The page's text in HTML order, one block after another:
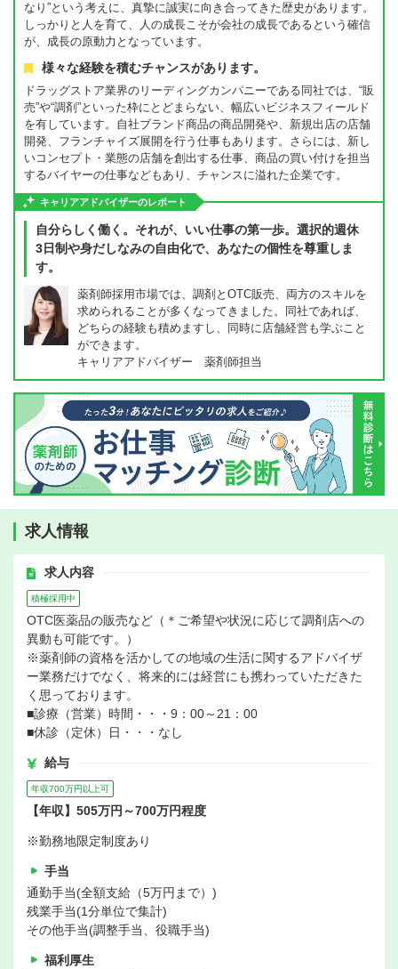
なり”という考えに、真摯に誠実に向き合ってきた歴史があります。
しっかりと人を育て、人の成長こそが会社の成長であるという確信
が、成長の原動力となっています。
様々な経験を積むチャンスがあります。
ドラッグストア業界のリーディングカンパニーである同社では、“販
売”や“調剤”といった枠にとどまらない、幅広いビジネスフィールド
を有しています。自社ブランド商品の商品開発や、新規出店の店舗
開発、フランチャイズ展開を行う仕事もあります。さらには、新し
いコンセプト・業態の店舗を創出する仕事、商品の買い付けを担当
するバイヤーの仕事などもあり、チャンスに溢れた企業です。
キャリアアドバイザーのレポート
自分らしく働く。それが、いい仕事の第一歩。選択的週休
3日制や身だしなみの自由化で、あなたの個性を尊重しま
す。
薬剤師採用市場では、調剤とOTC販売、両方のスキルを
求められることが多くなってきました。同社であれば、
どちらの経験も積めますし、同時に店舗経営も学ぶこと
ができます。
キャリアアドバイザー 薬剤師担当
求人情報
求人内容
積極採用中
OTC医薬品の販売など（＊ご希望や状況に応じて調剤店への
異動も可能です。）
※薬剤師の資格を活かしての地域の生活に関するアドバイザ
ー業務だけでなく、将来的には経営にも携わっていただきた
く思っております。
■診療（営業）時間・・・9：00～21：00
■休診（定休）日・・・なし
給与
年収700万円以上可
【年収】505万円～700万円程度
※勤務地限定制度あり
手当
通勤手当(全額支給（5万円まで）)
残業手当(1分単位で集計)
その他手当(調整手当、役職手当)
福利厚生